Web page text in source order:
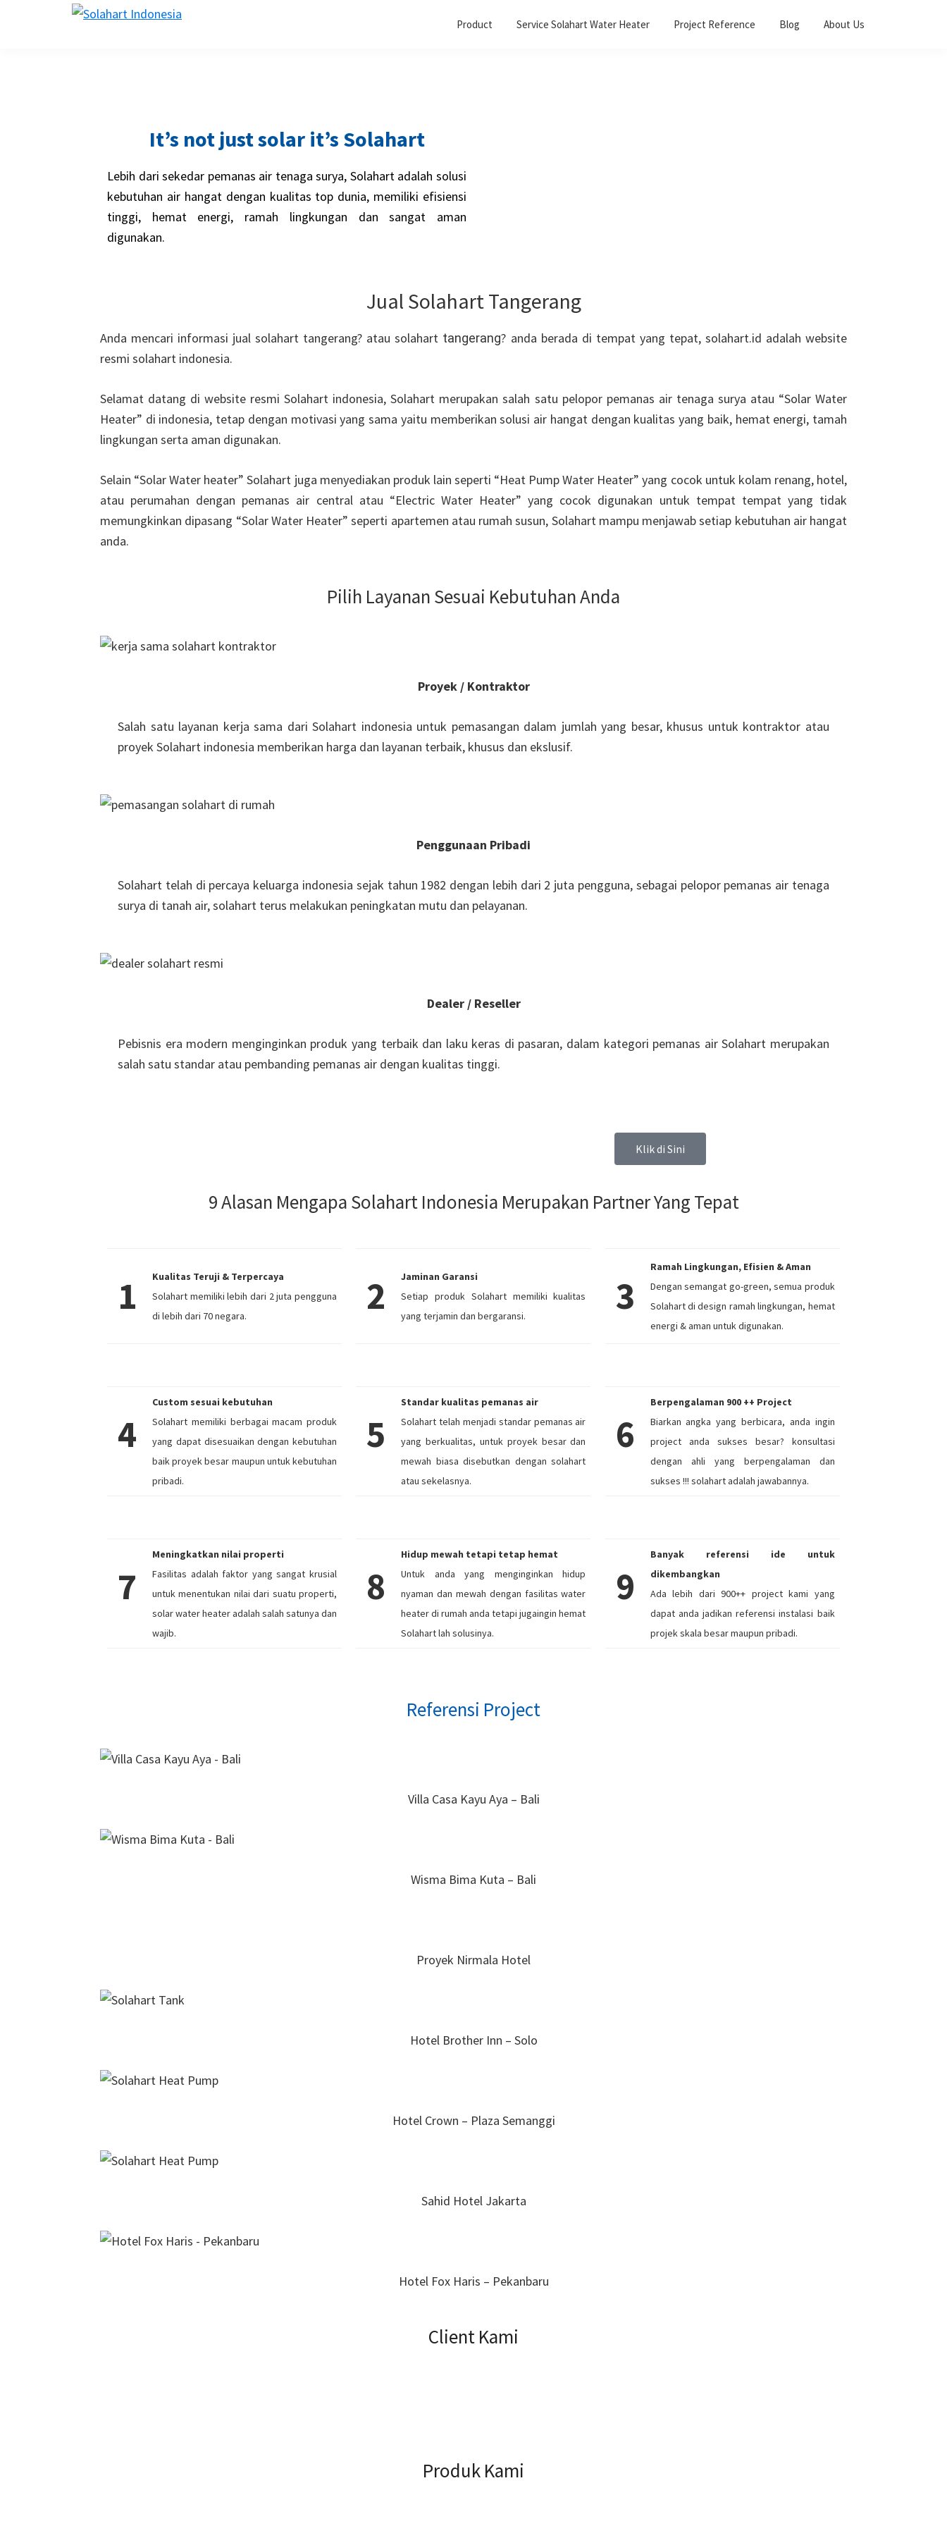
Product Service Solahart Water Heater Project Reference Blog About Us
It’s not just solar it’s Solahart
Lebih dari sekedar pemanas air tenaga surya, Solahart adalah solusi
kebutuhan air hangat dengan kualitas top dunia, memiliki efisiensi
tinggi, hemat energi, ramah lingkungan dan sangat aman
digunakan.
Jual Solahart Tangerang
Anda mencari informasi jual solahart tangerang? atau solahart tangerang? anda berada di tempat yang tepat, solahart.id adalah website
resmi solahart indonesia.
Selamat datang di website resmi Solahart indonesia, Solahart merupakan salah satu pelopor pemanas air tenaga surya atau “Solar Water
Heater” di indonesia, tetap dengan motivasi yang sama yaitu memberikan solusi air hangat dengan kualitas yang baik, hemat energi, tamah
lingkungan serta aman digunakan.
Selain “Solar Water heater” Solahart juga menyediakan produk lain seperti “Heat Pump Water Heater” yang cocok untuk kolam renang, hotel,
atau perumahan dengan pemanas air central atau “Electric Water Heater” yang cocok digunakan untuk tempat tempat yang tidak
memungkinkan dipasang “Solar Water Heater” seperti apartemen atau rumah susun, Solahart mampu menjawab setiap kebutuhan air hangat
anda.
Pilih Layanan Sesuai Kebutuhan Anda
Proyek / Kontraktor
Salah satu layanan kerja sama dari Solahart indonesia untuk pemasangan dalam jumlah yang besar, khusus untuk kontraktor atau
proyek Solahart indonesia memberikan harga dan layanan terbaik, khusus dan ekslusif.
Penggunaan Pribadi
Solahart telah di percaya keluarga indonesia sejak tahun 1982 dengan lebih dari 2 juta pengguna, sebagai pelopor pemanas air tenaga
surya di tanah air, solahart terus melakukan peningkatan mutu dan pelayanan.
Dealer / Reseller
Pebisnis era modern menginginkan produk yang terbaik dan laku keras di pasaran, dalam kategori pemanas air Solahart merupakan
salah satu standar atau pembanding pemanas air dengan kualitas tinggi.
Klik di Sini
9 Alasan Mengapa Solahart Indonesia Merupakan Partner Yang Tepat
1
Kualitas Teruji & Terpercaya
Solahart memiliki lebih dari 2 juta pengguna
di lebih dari 70 negara.
2
Jaminan Garansi
Setiap produk Solahart memiliki kualitas
yang terjamin dan bergaransi.
3
Ramah Lingkungan, Efisien & Aman
Dengan semangat go-green, semua produk
Solahart di design ramah lingkungan, hemat
energi & aman untuk digunakan.
4
Custom sesuai kebutuhan
Solahart memiliki berbagai macam produk
yang dapat disesuaikan dengan kebutuhan
baik proyek besar maupun untuk kebutuhan
pribadi.
5
Standar kualitas pemanas air
Solahart telah menjadi standar pemanas air
yang berkualitas, untuk proyek besar dan
mewah biasa disebutkan dengan solahart
atau sekelasnya.
6
Berpengalaman 900 ++ Project
Biarkan angka yang berbicara, anda ingin
project anda sukses besar? konsultasi
dengan ahli yang berpengalaman dan
sukses !!! solahart adalah jawabannya.
7
Meningkatkan nilai properti
Fasilitas adalah faktor yang sangat krusial
untuk menentukan nilai dari suatu properti,
solar water heater adalah salah satunya dan
wajib.
8
Hidup mewah tetapi tetap hemat
Untuk anda yang menginginkan hidup
nyaman dan mewah dengan fasilitas water
heater di rumah anda tetapi jugaingin hemat
Solahart lah solusinya.
9
Banyak referensi ide untuk
dikembangkan
Ada lebih dari 900++ project kami yang
dapat anda jadikan referensi instalasi baik
projek skala besar maupun pribadi.
Referensi Project
Villa Casa Kayu Aya – Bali
Wisma Bima Kuta – Bali
Proyek Nirmala Hotel
Hotel Brother Inn – Solo
Hotel Crown – Plaza Semanggi
Sahid Hotel Jakarta
Hotel Fox Haris – Pekanbaru
Client Kami
Produk Kami